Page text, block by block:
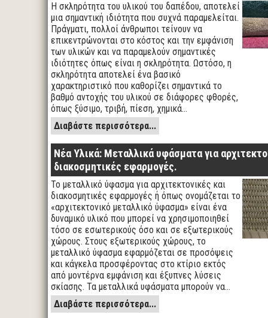
Η σκληρότητα του υλικού του δαπέδου, αποτελεί
μια σημαντική ιδιότητα που συχνά παραμελείται.
Πράγματι, πολλοί άνθρωποι τείνουν να
επικεντρώνονται στο κόστος και την εμφάνιση
των υλικών και να παραμελούν σημαντικές
ιδιότητες όπως είναι η σκληρότητα. Ωστόσο, η
σκληρότητα αποτελεί ένα βασικό
χαρακτηριστικό που καθορίζει σημαντικά το
βαθμό αντοχής του υλικού σε διάφορες φθορές,
όπως ξύσιμο, τριβή, πίεση, χημικά…
Διαβάστε περισσότερα...
Νέα Υλικά: Μεταλλικά υφάσματα για
διακοσμητικές εφαρμογές.
Το μεταλλικό ύφασμα για αρχιτεκτονικές και
διακοσμητικές εφαρμογές ή όπως ονομάζεται το
«αρχιτεκτονικό μεταλλικό ύφασμα» είναι ένα
δυναμικό υλικό που μπορεί να χρησιμοποιηθεί
τόσο σε εσωτερικούς όσο και σε εξωτερικούς
χώρους. Στους εξωτερικούς χώρους, το
μεταλλικό ύφασμα εφαρμόζεται σε προσόψεις
και κάγκελα προσφέροντας στο κτίριο εκτός
από μοντέρνα εμφάνιση και έξυπνες λύσεις
σκίασης. Τα μεταλλικά υφάσματα μπορούν να…
Διαβάστε περισσότερα...